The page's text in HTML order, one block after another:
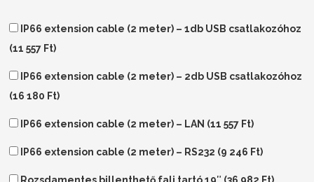
IP66 extension cable (2 meter) – 1db USB csatlakozóhoz
(11 557 Ft)
IP66 extension cable (2 meter) – 2db USB csatlakozóhoz
(16 180 Ft)
IP66 extension cable (2 meter) – LAN (11 557 Ft)
IP66 extension cable (2 meter) – RS232 (9 246 Ft)